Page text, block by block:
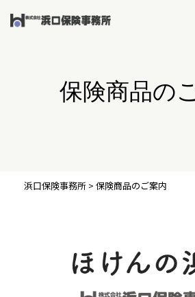
保険商品の
浜口保険事務所 > 保険商品のご案内